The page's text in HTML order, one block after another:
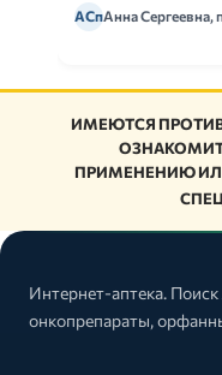
АСпАнна Сергеевна,
ИМЕЮТСЯ
ПРИМЕНЕНИЮ
Интернет-аптека. Поиск
онкопрепараты,